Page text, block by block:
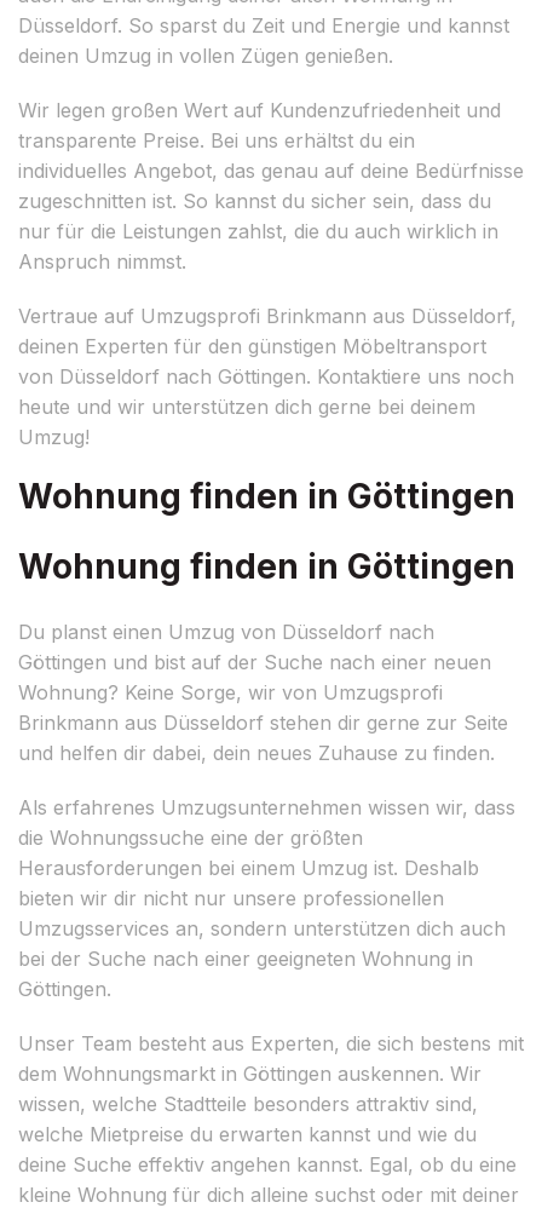
Düsseldorf. So sparst du Zeit und Energie und kannst
deinen Umzug in vollen Zügen genießen.
Wir legen großen Wert auf Kundenzufriedenheit und
transparente Preise. Bei uns erhältst du ein
individuelles Angebot, das genau auf deine Bedürfnisse
zugeschnitten ist. So kannst du sicher sein, dass du
nur für die Leistungen zahlst, die du auch wirklich in
Anspruch nimmst.
Vertraue auf Umzugsprofi Brinkmann aus Düsseldorf,
deinen Experten für den günstigen Möbeltransport
von Düsseldorf nach Göttingen. Kontaktiere uns noch
heute und wir unterstützen dich gerne bei deinem
Umzug!
Wohnung finden in Göttingen
Wohnung finden in Göttingen
Du planst einen Umzug von Düsseldorf nach
Göttingen und bist auf der Suche nach einer neuen
Wohnung? Keine Sorge, wir von Umzugsprofi
Brinkmann aus Düsseldorf stehen dir gerne zur Seite
und helfen dir dabei, dein neues Zuhause zu finden.
Als erfahrenes Umzugsunternehmen wissen wir, dass
die Wohnungssuche eine der größten
Herausforderungen bei einem Umzug ist. Deshalb
bieten wir dir nicht nur unsere professionellen
Umzugsservices an, sondern unterstützen dich auch
bei der Suche nach einer geeigneten Wohnung in
Göttingen.
Unser Team besteht aus Experten, die sich bestens mit
dem Wohnungsmarkt in Göttingen auskennen. Wir
wissen, welche Stadtteile besonders attraktiv sind,
welche Mietpreise du erwarten kannst und wie du
deine Suche effektiv angehen kannst. Egal, ob du eine
kleine Wohnung für dich alleine suchst oder mit deiner